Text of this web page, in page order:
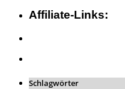
Affiliate-Links:
Schlagwörter